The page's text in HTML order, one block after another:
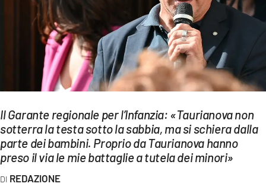
EVENTI
SPORT
Streaming
LAC NETWORK
LAC ONAIR
LaC
Il Garante regionale per l’Infanzia: «Taurianova non
sotterra la testa sotto la sabbia, ma si schiera dalla
parte dei bambini. Proprio da Taurianova hanno
preso il via le mie battaglie a tutela dei minori»
REDAZIONE